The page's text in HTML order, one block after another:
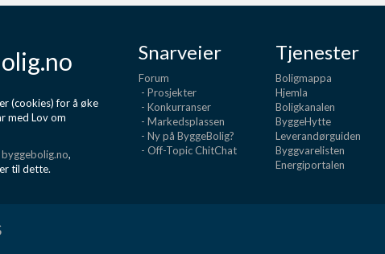
(cookies) for å øke
med Lov om
byggebolig.no,
til dette.
Snarveier
Forum
- Prosjekter
- Konkurranser
- Markedsplassen
- Ny på ByggeBolig?
- Off-Topic ChitChat
Tjenester
Boligmappa
Hjemla
Boligkanalen
ByggeHytte
Leverandørguiden
Byggvarelisten
Energiportalen